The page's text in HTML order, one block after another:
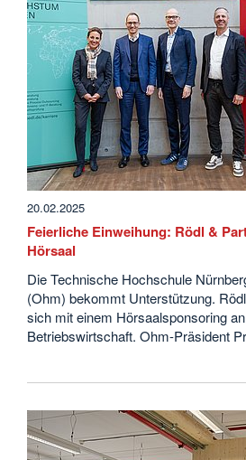
20.02.2025
Feierliche Einweihung: Rödl &
Hörsaal
Die Technische Hochschule
(Ohm) bekommt Unterstützung.
sich mit einem Hörsaalsponsoring
Betriebswirtschaft. Ohm-Präsident